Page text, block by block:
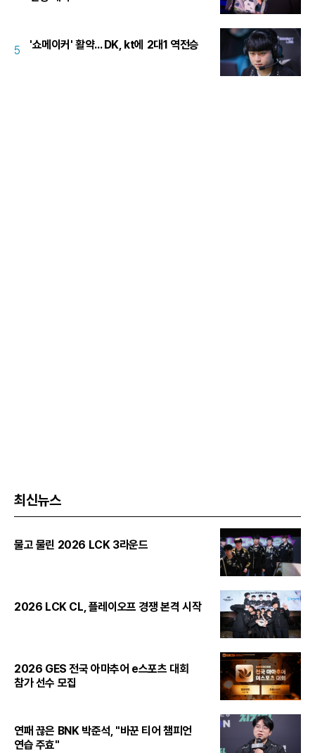
5 '쇼메이커' 활약... DK, kt에 2대1 역전승
최신뉴스
물고 물린 2026 LCK 3라운드
2026 LCK CL, 플레이오프 경쟁 본격 시작
2026 GES 전국 아마추어 e스포츠 대회
참가 선수 모집
연패 끊은 BNK 박준석, "바꾼 티어 챔피언
연습 주효"